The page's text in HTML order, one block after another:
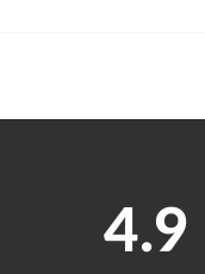
4.9